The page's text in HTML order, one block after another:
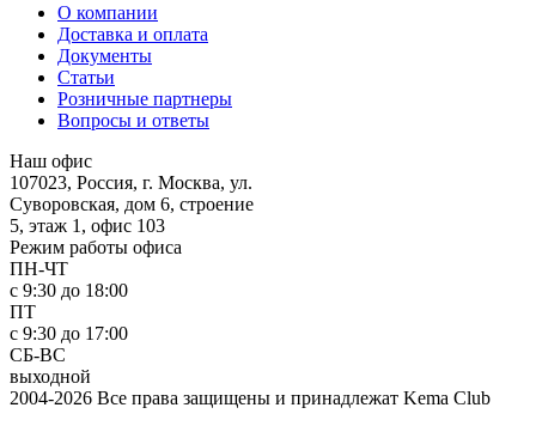
О компании
Доставка и оплата
Документы
Статьи
Розничные партнеры
Вопросы и ответы
Наш офис
107023, Россия, г. Москва, ул.
Суворовская, дом 6, строение
5, этаж 1, офис 103
Режим работы офиса
ПН-ЧТ
с 9:30 до 18:00
ПТ
с 9:30 до 17:00
СБ-ВС
выходной
2004-2026 Все права защищены и принадлежат Kema Club